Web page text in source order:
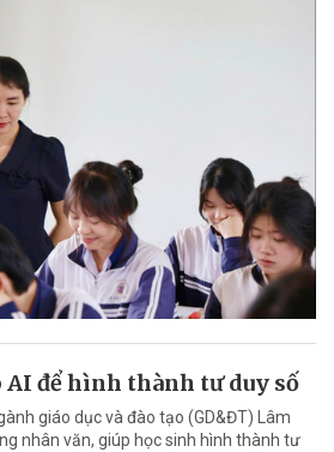
để hình thành tư duy số
giáo dục và đào tạo (GD&ĐT) Lâm
nhân văn, giúp học sinh hình thành tư